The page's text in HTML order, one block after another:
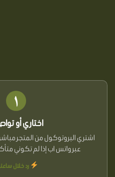
١
اختاري أو
اشتري البروتوكول من المتجر
عبر واتس اب إذا لم تكوني
رد خلال